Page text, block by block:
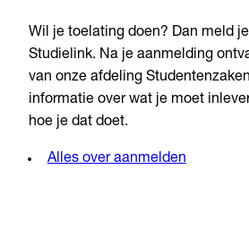
Wil je toelating doen? Dan meld
Studielink. Na je aanmelding
van onze afdeling
informatie over wat je moet
hoe je dat doet.
Alles over aanmelden